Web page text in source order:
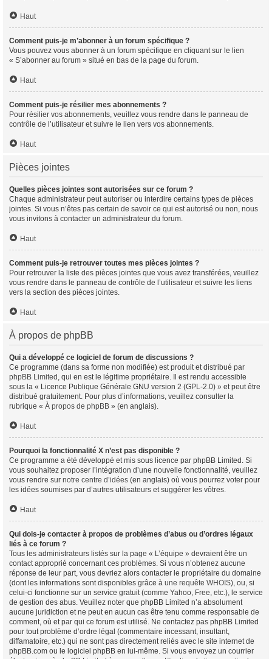
Haut
Comment puis-je m’abonner à un forum spécifique ?
Vous pouvez vous abonner à un forum spécifique en cliquant sur le lien
« S’abonner au forum » situé en bas de la page du forum.
Haut
Comment puis-je résilier mes abonnements ?
Pour résilier vos abonnements, veuillez vous rendre dans le panneau de
contrôle de l’utilisateur et suivre le lien vers vos abonnements.
Haut
Pièces jointes
Quelles pièces jointes sont autorisées sur ce forum ?
Chaque administrateur peut autoriser ou interdire certains types de pièces
jointes. Si vous n’êtes pas certain de savoir ce qui est autorisé ou non, nous
vous invitons à contacter un administrateur du forum.
Haut
Comment puis-je retrouver toutes mes pièces jointes ?
Pour retrouver la liste des pièces jointes que vous avez transférées, veuillez
vous rendre dans le panneau de contrôle de l’utilisateur et suivre les liens
vers la section des pièces jointes.
Haut
À propos de phpBB
Qui a développé ce logiciel de forum de discussions ?
Ce programme (dans sa forme non modifiée) est produit et distribué par
phpBB Limited , qui en est le légitime propriétaire. Il est rendu accessible
sous la « Licence Publique Générale GNU version 2 (GPL-2.0) » et peut être
distribué gratuitement. Pour plus d’informations, veuillez consulter la
rubrique « À propos de phpBB » (en anglais).
Haut
Pourquoi la fonctionnalité X n’est pas disponible ?
Ce programme a été développé et mis sous licence par phpBB Limited. Si
vous souhaitez proposer l’intégration d’une nouvelle fonctionnalité, veuillez
vous rendre sur notre centre d’idées (en anglais) où vous pourrez voter pour
les idées soumises par d’autres utilisateurs et suggérer les vôtres.
Haut
Qui dois-je contacter à propos de problèmes d’abus ou d’ordres légaux
liés à ce forum ?
Tous les administrateurs listés sur la page « L’équipe » devraient être un
contact approprié concernant ces problèmes. Si vous n’obtenez aucune
réponse de leur part, vous devriez alors contacter le propriétaire du domaine
(dont les informations sont disponibles grâce à une requête WHOIS), ou, si
celui-ci fonctionne sur un service gratuit (comme Yahoo, Free, etc.), le service
de gestion des abus. Veuillez noter que phpBB Limited n’a absolument
aucune juridiction et ne peut en aucun cas être tenu comme responsable de
comment, où et par qui ce forum est utilisé. Ne contactez pas phpBB Limited
pour tout problème d’ordre légal (commentaire incessant, insultant,
diffamatoire, etc.) qui ne sont pas directement reliés avec le site internet de
phpBB.com ou le logiciel phpBB en lui-même. Si vous envoyez un courrier